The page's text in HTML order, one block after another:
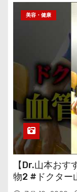
美容・健康
【Dr.山本お
物2 #ドクター